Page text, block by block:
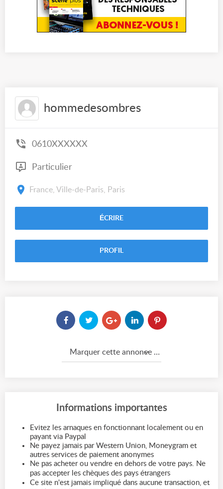
hommedesombres
0610XXXXXX
Particulier
France, Ville-de-Paris, Paris
ÉCRIRE
PROFIL
Marquer cette annonce comme...
Informations importantes
Evitez les arnaques en fonctionnant localement ou en
payant via Paypal
Ne payez jamais par Western Union, Moneygram et
autres services de paiement anonymes
Ne pas acheter ou vendre en dehors de votre pays. Ne
pas accepter les chèques des pays étrangers
Ce site n'est jamais impliqué dans aucune transaction, et